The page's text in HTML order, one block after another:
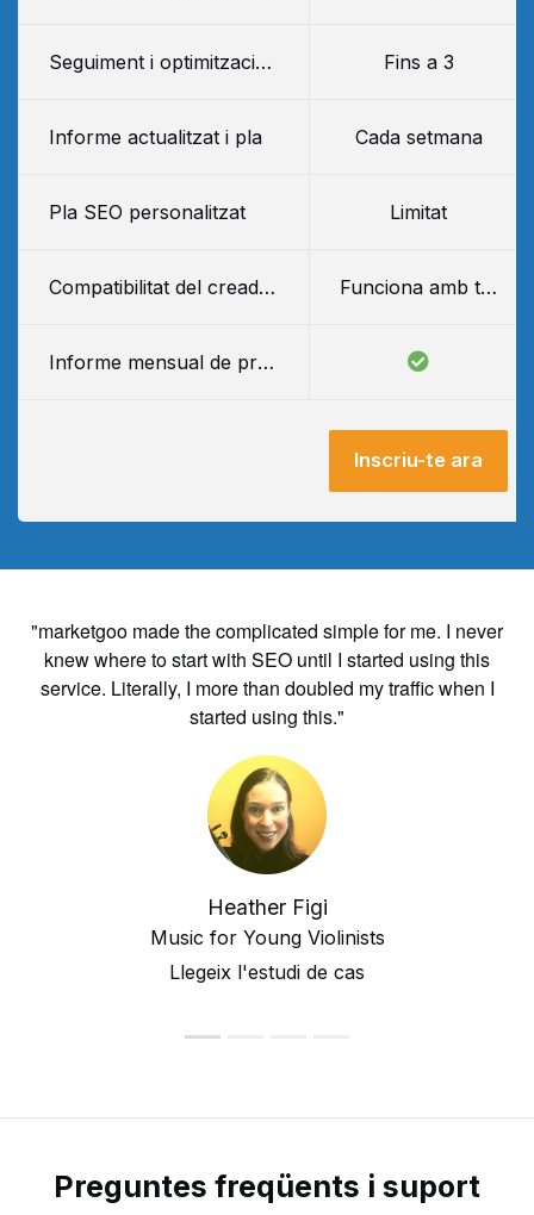
Seguiment i optimització de paraules clau
Informe actualitzat i pla
Pla SEO personalitzat
Compatibilitat del creador de llocs web
Informe mensual de progrés
Fins a 3
Cada setmana
Limitat
Funciona amb tots els creadors de llocs web
Inscriu-te ara
"marketgoo made the complicated simple for me. I never
knew where to start with SEO until I started using this
service. Literally, I more than doubled my traffic when I
started using this."
Heather Figi
Music for Young Violinists
Llegeix l'estudi de cas
Preguntes freqüents i suport